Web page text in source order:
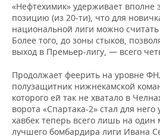
«Нефтехимик» удерживает вполне
позицию (из 20-ти), что для
национальной лиги можно
Более того, до зоны стыков,
выход в Премьер-лигу, — всего
Продолжает феерить на уровне
полузащитник нижнекамской
которого ей так не хватало в
ворота «Спартака-2» стал для
хавбек теперь всего лишь на один
лучшего бомбардира лиги Ивана